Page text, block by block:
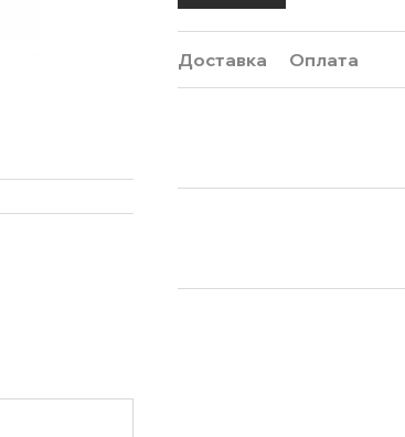
Доставка Оплата